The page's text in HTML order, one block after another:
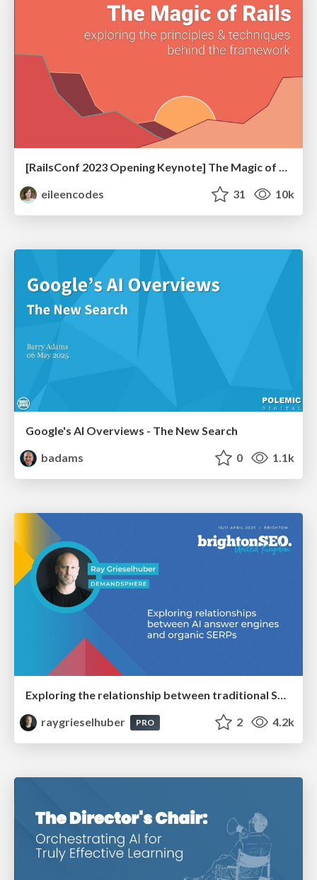
[RailsConf 2023 Opening Keynote] The Magic of Rails
eileencodes
31 10k
Google's AI Overviews - The New Search
badams
0 1.1k
Exploring the relationship between traditional SERPs and Gen AI search
raygrieselhuber
PRO 2 4.2k